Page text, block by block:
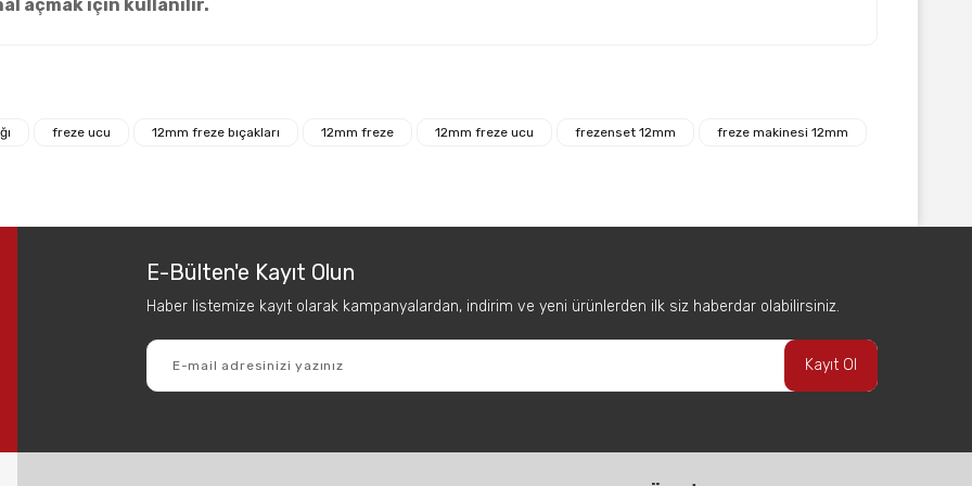
açmak için kullanılır.
freze ucu 12mm freze bıçakları 12mm freze 12mm freze ucu frezenset 12mm freze makinesi 12mm
E-Bülten'e Kayıt Olun
Haber listemize kayıt olarak kampanyalardan, indirim ve yeni ürünlerden ilk siz haberdar olabilirsiniz.
Kayıt Ol